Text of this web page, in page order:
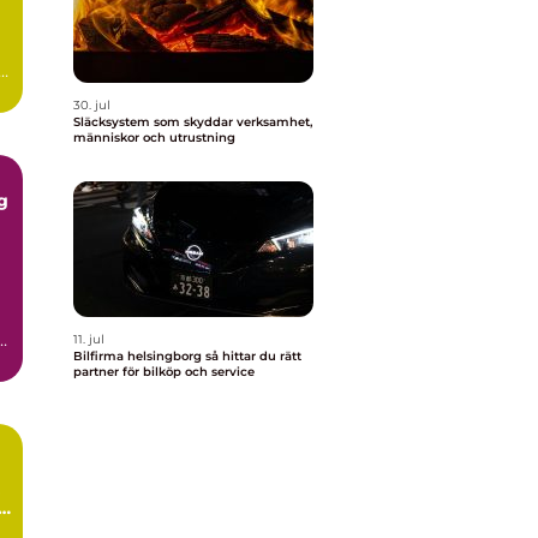
30. jul
Släcksystem som skyddar verksamhet,
människor och utrustning
11. jul
Bilfirma helsingborg så hittar du rätt
partner för bilköp och service